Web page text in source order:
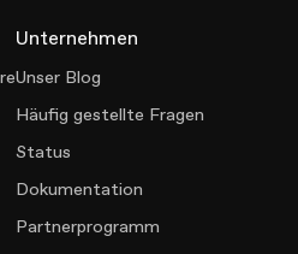
Unternehmen
Unser Blog
Häufig gestellte Fragen
Status
Dokumentation
Partnerprogramm